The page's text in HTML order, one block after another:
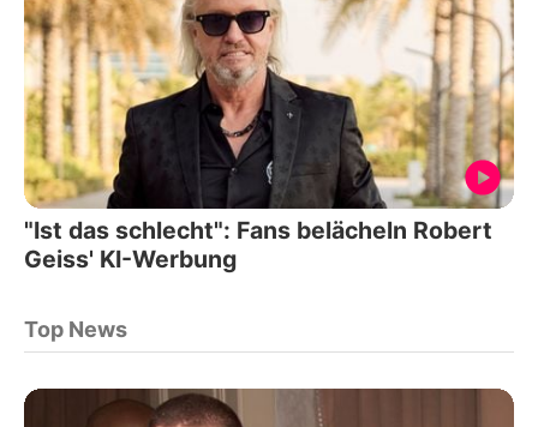
"Ist das schlecht": Fans belächeln Robert
Geiss' KI-Werbung
Top News